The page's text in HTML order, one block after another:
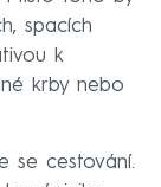
spacích
k
krby nebo
se cestování.